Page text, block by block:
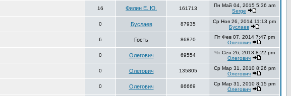
16 Филин Е. Ю. 161713
Пн Май 04, 2015 5:36 am
Serge
0 Буслаев 87935
Ср Ноя 26, 2014 11:13 pm
Буслаев
6 Гость 86870
Пт Фев 07, 2014 7:47 pm
Олегович
0 Олегович 69554
Чт Сен 26, 2013 8:22 pm
Олегович
0 Олегович 135805
Ср Мар 31, 2010 8:26 pm
Олегович
0 Олегович 86669
Ср Мар 31, 2010 8:15 pm
Олегович